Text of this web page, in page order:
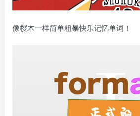
像樱木一样简单粗暴快乐记忆单词！